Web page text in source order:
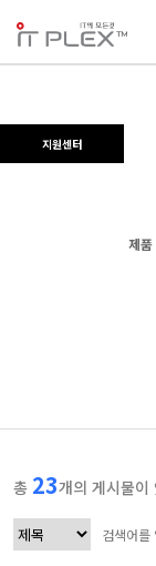
지원센터
제품
총 23개의 게시물이